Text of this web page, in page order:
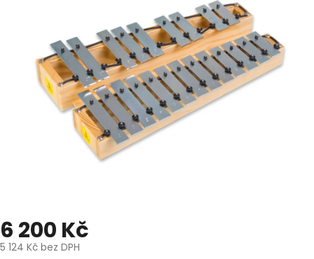
6 200 Kč
5 124 Kč bez DPH